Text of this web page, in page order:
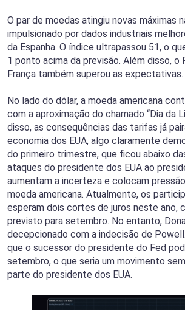
O par de moedas atingiu novas máximas
impulsionado por dados industriais
da Espanha. O índice ultrapassou 51, o
1 ponto acima da previsão. Além disso, o
França também superou as expectativas.
No lado do dólar, a moeda americana
com a aproximação do chamado “Dia da
disso, as consequências das tarifas já
economia dos EUA, algo claramente
do primeiro trimestre, que ficou abaixo
ataques do presidente dos EUA ao
aumentam a incerteza e colocam
moeda americana. Atualmente, os
esperam dois cortes de juros neste ano,
previsto para setembro. No entanto,
decepcionado com a indecisão de
que o sucessor do presidente do Fed
setembro, o que seria um movimento
parte do presidente dos EUA.